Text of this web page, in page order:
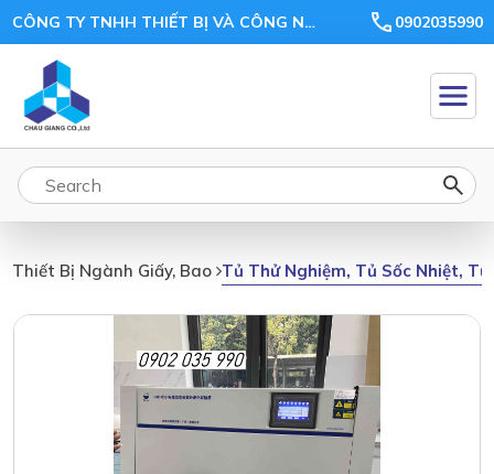
CÔNG TY TNHH THIẾT BỊ VÀ CÔNG NGHỆ CHÂU GIANG 0902035990
Thiết Bị Ngành Giấy, Bao Bì, Nhựa, GỗTủ Thử Nghiệm, Tủ Sốc Nhiệt,